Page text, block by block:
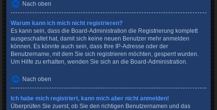
Nach oben
Warum kann ich mich nicht registrieren?
Es kann sein, dass die Board-Administration die Registrierung komplett
ausgeschaltet hat, damit sich keine neuen Benutzer mehr anmelden
können. Es könnte auch sein, dass Ihre IP-Adresse oder der
Benutzername, mit dem Sie sich registrieren möchten, gesperrt wurden.
Um Hilfe zu erhalten, wenden Sie sich an die Board-Administration.
Nach oben
Ich habe mich registriert, kann mich aber nicht anmelden!
Überprüfen Sie zuerst, ob Sie den richtigen Benutzernamen und das